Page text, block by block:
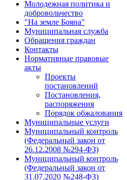
Молодежная политика и
добровольчество
"На земле Бояна"
Муниципальная служба
Обращения граждан
Контакты
Нормативные правовые
акты
Проекты
постановлений
Постановления,
распоряжения
Порядок обжалования
Муниципальные услуги
Муниципальный контроль
(Федеральный закон от
26.12.2008 №294-ФЗ)
Муниципальный контроль
(Федеральный закон от
31.07.2020 №248-ФЗ)